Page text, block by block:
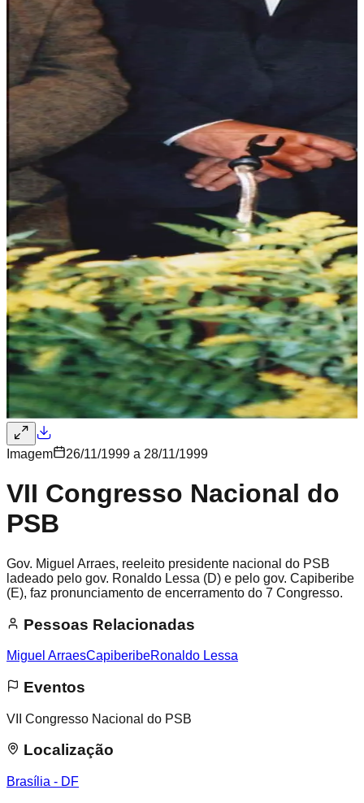
Imagem 26/11/1999 a 28/11/1999
VII Congresso Nacional do
PSB
Gov. Miguel Arraes, reeleito presidente nacional do PSB
ladeado pelo gov. Ronaldo Lessa (D) e pelo gov. Capiberibe
(E), faz pronunciamento de encerramento do 7 Congresso.
Pessoas Relacionadas
Miguel ArraesCapiberibeRonaldo Lessa
Eventos
VII Congresso Nacional do PSB
Localização
Brasília - DF